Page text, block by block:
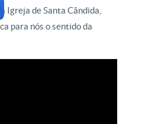
Igreja de Santa Cândida,
para nós o sentido da